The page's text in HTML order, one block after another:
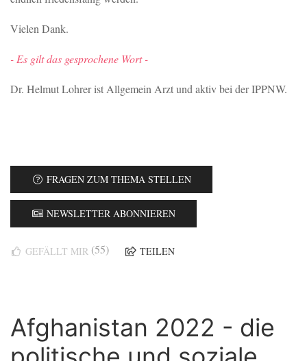
Vielen Dank.
- Es gilt das gesprochene Wort -
Dr. Helmut Lohrer ist Allgemein Arzt und aktiv bei der IPPNW.
FRAGEN ZUM THEMA STELLEN
NEWSLETTER ABONNIEREN
GEFÄLLT MIR (55) TEILEN
Afghanistan 2022 - die